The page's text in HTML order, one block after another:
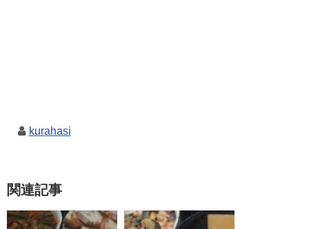
kurahasi
関連記事